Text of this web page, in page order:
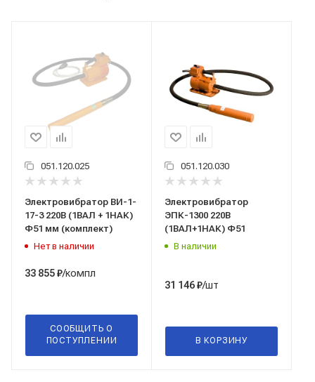
051.120.025
Электровибратор ВИ-1-
17-3 220В (1ВАЛ + 1НАК)
Ф51 мм (комплект)
Нет в наличии
33 855₽/компл
СООБЩИТЬ О
ПОСТУПЛЕНИИ
051.120.030
Электровибратор
ЭПК-1300 220В
(1ВАЛ+1НАК) Ф51
В наличии
31 146₽/шт
В КОРЗИНУ